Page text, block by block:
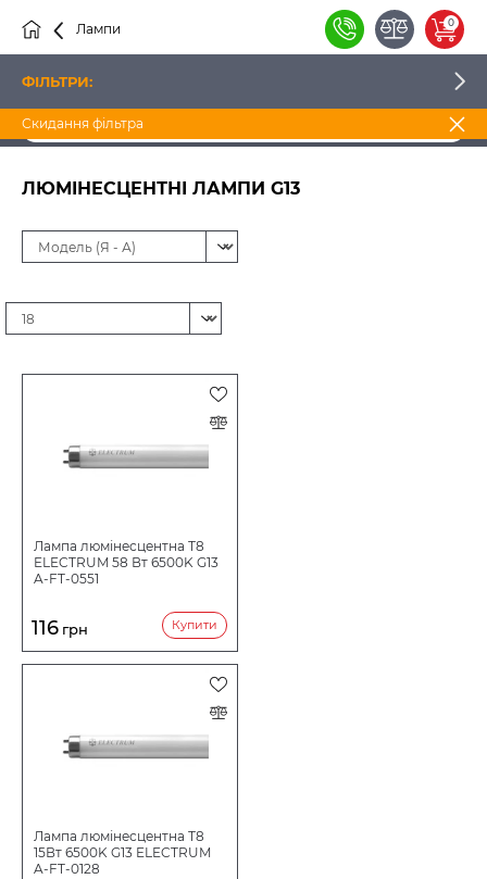
0
Лампи
Люмінесцентні Люмінесцентні лампи G13
ЛЮМІНЕСЦЕНТНІ ЛАМПИ G13
Лампа люмінесцентна Т8
ELECTRUM 58 Вт 6500K G13
A-FT-0551
116 грн Купити
Лампа люмінесцентна Т8
15Вт 6500K G13 ELECTRUM
A-FT-0128
ФІЛЬТРИ:
Скидання фільтра
ВИРОБНИК
НАЯВНІСТЬ
КОЛІР СВІТІННЯ
СВІТЛОВИЙ ПОТІК
ФОРМА ЛАМПИ
ПОТУЖНІСТЬ ВТ